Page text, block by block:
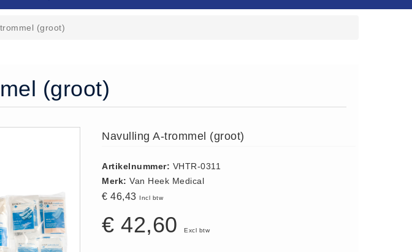
(groot)
(groot)
Navulling A-trommel (groot)
Artikelnummer: VHTR-0311
Merk:Van Heek Medical
€ 46,43 Incl btw
€ 42,60Excl btw